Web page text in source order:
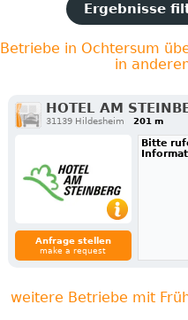
Ergebnisse
Betriebe in Ochtersum
in
HOTEL AM
31139 Hildesheim 201 m
Anfrage stellen
make a request
Bitte
weitere Betriebe mit